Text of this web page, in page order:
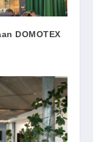
DOMOTEX